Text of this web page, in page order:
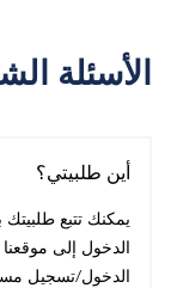
الأسئلة
أين طلبيتي؟
يمكنك تتبع
الدخول إلى
الدخول/تسجيل